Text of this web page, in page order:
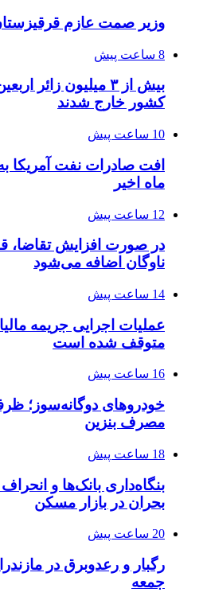
وزیر صمت عازم
8 ساعت پیش
بیش از ۳ میلیون زائر
کشور خارج شدند
10 ساعت پیش
ماه اخیر
12 ساعت پیش
در صورت افزایش تقاضا،
ناوگان اضافه می‌شود
14 ساعت پیش
عملیات اجرایی جریمه
متوقف شده است
16 ساعت پیش
خودروهای دوگانه‌سوز؛
مصرف بنزین
18 ساعت پیش
بنگاه‌داری بانک‌ها و
بحران در بازار مسکن
20 ساعت پیش
رگبار و رعدوبرق در
جمعه